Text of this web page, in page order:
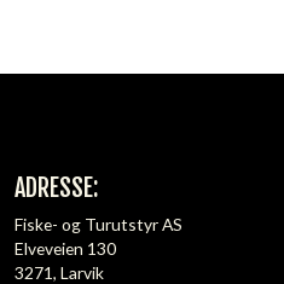
ADRESSE:
Fiske- og Turutstyr AS
Elveveien 130
3271, Larvik